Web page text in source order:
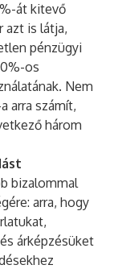
át kitevő
azt is látja,
pénzügyi
os
Nem
arra számít,
három
bizalommal
arra, hogy
árképzésüket